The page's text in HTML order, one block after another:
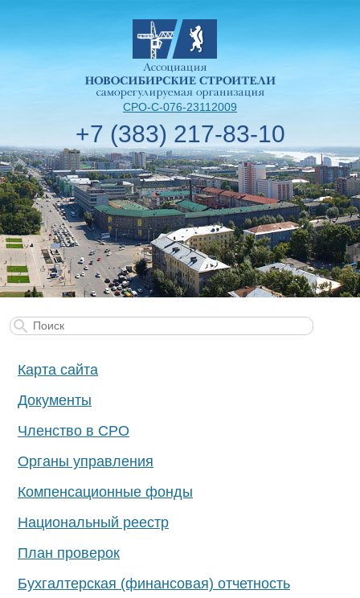
СРО-С-076-23112009
+7 (383) 217-83-10
Карта сайта
Документы
Членство в СРО
Органы управления
Компенсационные фонды
Национальный реестр
План проверок
Бухгалтерская (финансовая) отчетность